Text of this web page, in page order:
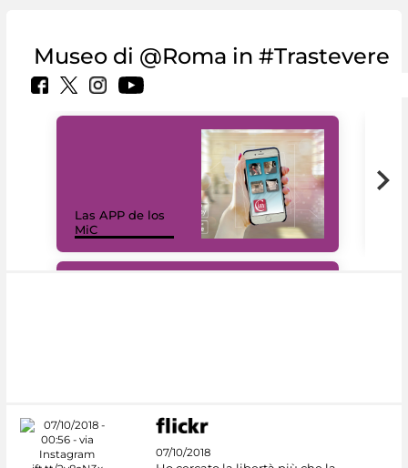
Museo di @Roma in #Trastevere
Las APP de los
MiC
07/10/2018